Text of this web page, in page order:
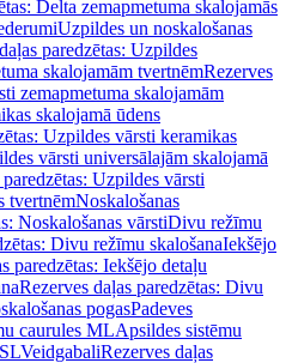
Delta zemapmetuma skalojamās
Uzpildes un noskalošanas
paredzētas: Uzpildes
skalojamām tvertnēmRezerves
zemapmetuma skalojamām
skalojamā ūdens
Uzpildes vārsti keramikas
vārsti universālajām skalojamā
Uzpildes vārsti
tvertnēmNoskalošanas
Noskalošanas vārstiDivu režīmu
Divu režīmu skalošanaIekšējo
paredzētas: Iekšējo detaļu
Rezerves daļas paredzētas: Divu
pogasPadeves
caurules MLApsildes sistēmu
VeidgabaliRezerves daļas